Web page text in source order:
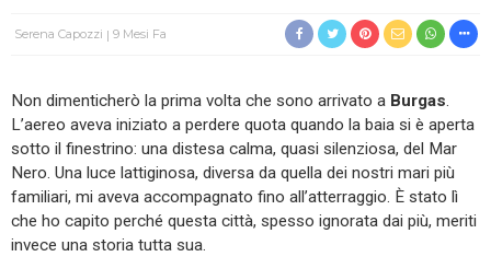
Serena Capozzi 9 Mesi Fa
Non dimenticherò la prima volta che sono arrivato a Burgas.
L’aereo aveva iniziato a perdere quota quando la baia si è aperta
sotto il finestrino: una distesa calma, quasi silenziosa, del Mar
Nero. Una luce lattiginosa, diversa da quella dei nostri mari più
familiari, mi aveva accompagnato fino all’atterraggio. È stato lì
che ho capito perché questa città, spesso ignorata dai più, meriti
invece una storia tutta sua.